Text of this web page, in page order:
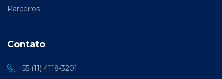
Parceiros
Contato
+55 (11) 4118-3201